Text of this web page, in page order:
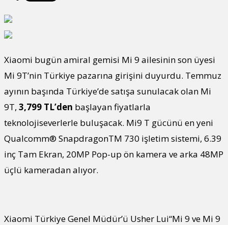
Xiaomi bugün amiral gemisi Mi 9 ailesinin son üyesi
Mi 9T’nin Türkiye pazarına girişini duyurdu. Temmuz
ayının başında Türkiye’de satışa sunulacak olan Mi
9T, 3,799 TL’den başlayan fiyatlarla
teknolojiseverlerle buluşacak. Mi9 T gücünü en yeni
Qualcomm® SnapdragonTM 730 işletim sistemi, 6.39
inç Tam Ekran, 20MP Pop-up ön kamera ve arka 48MP
üçlü kameradan alıyor.
Xiaomi Türkiye Genel Müdür’ü Usher Lui“Mi 9 ve Mi 9